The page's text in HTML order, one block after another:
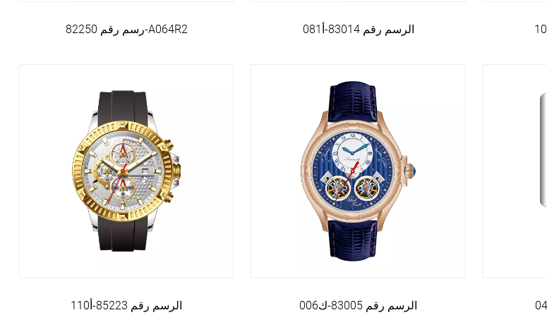
رسم رقم 82250-A064R2 الرسم رقم 83014-أ081
الرسم رقم 85223-أ110 الرسم رقم 83005-ك006